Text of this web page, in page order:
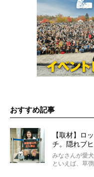
おすすめ記事
【取材】ロ
チ。隠れブ
【前編】
みなさんが愛
といえば、草
ルを飼ってい